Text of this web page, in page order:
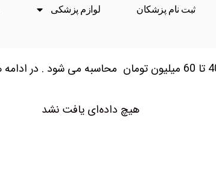
ثبت نام پزشکان لوازم پزشکی
هیچ داده‌ای یافت نشد